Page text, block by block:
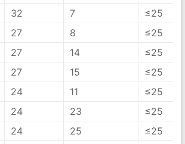
32 7
≤25
27 8
≤25
27 14
≤25
27 15
≤25
24 11
≤25
24 23
≤25
24 25
≤25